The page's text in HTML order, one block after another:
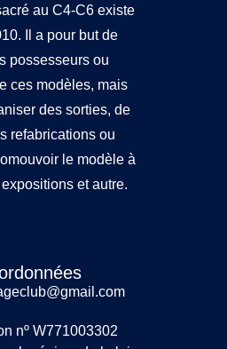
au C4-C6 existe
Il a pour but de
possesseurs ou
ces modèles, mais
des sorties, de
refabrications ou
le modèle à
et autre.
nº W771003302